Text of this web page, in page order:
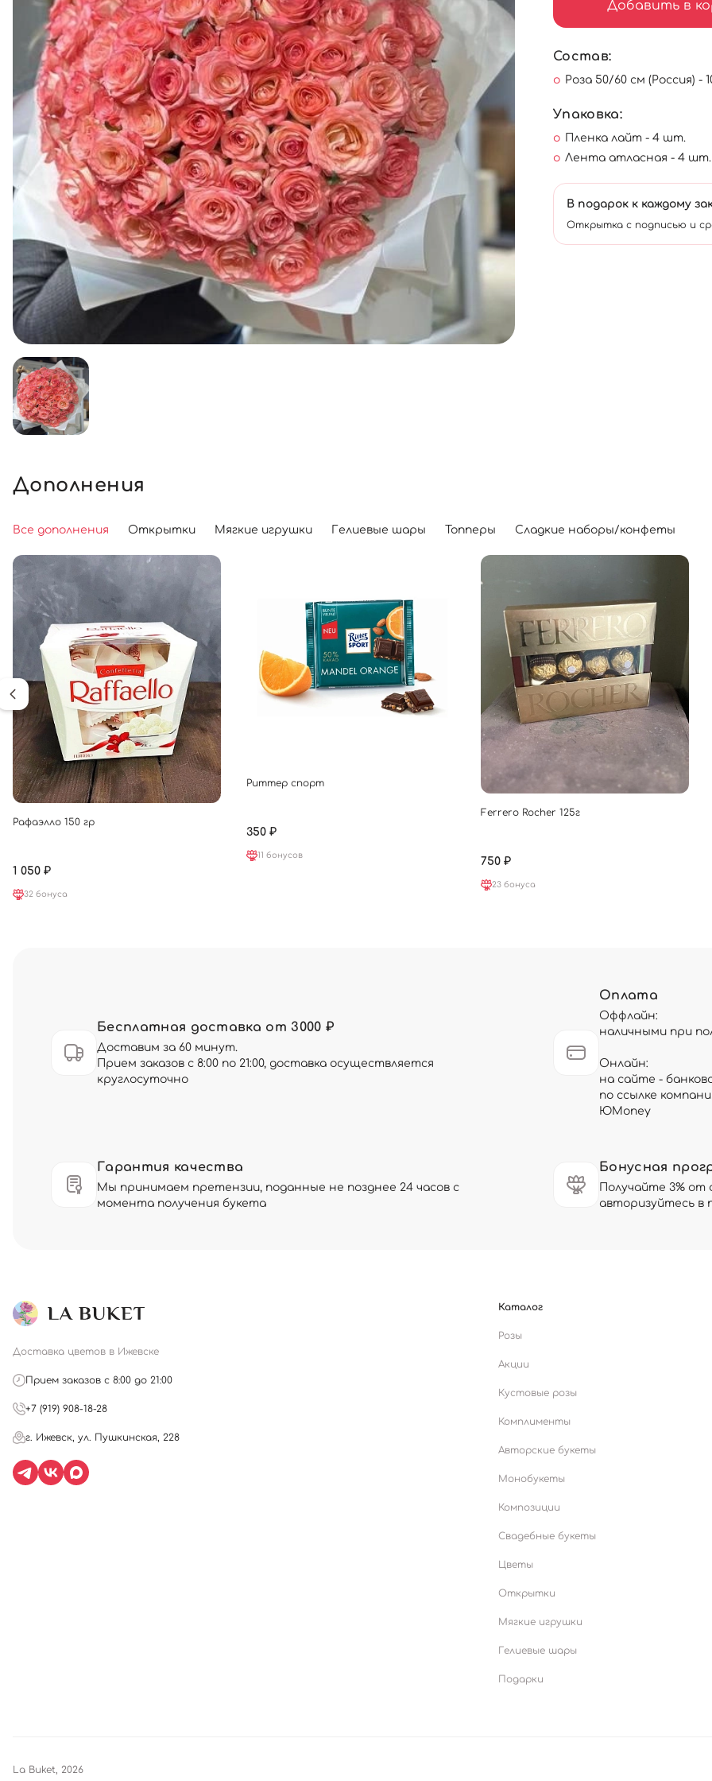
Добавить в
Состав:
Роза 50/60 см (Россия) -
Упаковка:
Пленка лайт - 4 шт.
Лента атласная - 4 шт.
В подарок к каждому
Открытка с подписью и
Дополнения
Все дополнения Открытки Мягкие игрушки Гелиевые шары Топперы Сладкие наборы/конфеты
Рафаэлло 150 гр
1 050 ₽
32 бонуса
Риттер спорт
350 ₽
11 бонусов
Ferrero Rocher 125г
750 ₽
23 бонуса
Бесплатная доставка от 3000 ₽
Доставим за 60 минут.
Прием заказов с 8:00 по 21:00, доставка осуществляется
круглосуточно
Оплата
Оффлайн:
наличными при
Онлайн:
на сайте -
по ссылке
ЮMoney
Гарантия качества
Мы принимаем претензии, поданные не позднее 24 часов с
момента получения букета
Бонусная
Получайте 3% от
авторизуйтесь в
Доставка цветов в Ижевске
Прием заказов с 8:00 до 21:00
+7 (919) 908-18-28
г. Ижевск, ул. Пушкинская, 228
Каталог
Розы
Акции
Кустовые розы
Комплименты
Авторские букеты
Монобукеты
Композиции
Свадебные букеты
Цветы
Открытки
Мягкие игрушки
Гелиевые шары
Подарки
La Buket, 2026